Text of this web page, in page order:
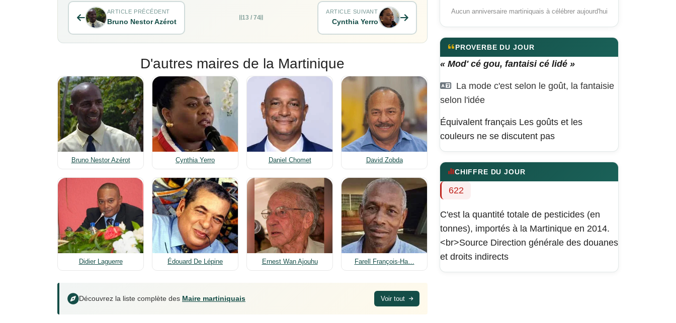
ARTICLE PRÉCÉDENT
Bruno Nestor Azérot
13 / 74
ARTICLE SUIVANT
Cynthia Yerro
D'autres maires de la Martinique
Bruno Nestor Azérot Cynthia Yerro Daniel Chomet David Zobda
Didier Laguerre Édouard De Lépine Ernest Wan Ajouhu Farell François-Ha…
Découvrez la liste complète des Maire martiniquais Voir tout
Aucun anniversaire martiniquais à célébrer aujourd'hui
PROVERBE DU JOUR
« Mod' cé gou, fantaisi cé lidé »
La mode c'est selon le goût, la fantaisie
selon l'idée
Équivalent français Les goûts et les
couleurs ne se discutent pas
CHIFFRE DU JOUR
622
C'est la quantité totale de pesticides (en
tonnes), importés à la Martinique en 2014.
<br>Source Direction générale des douanes
et droits indirects